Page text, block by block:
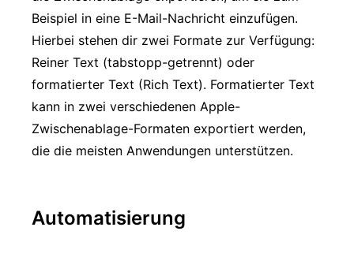
Beispiel in eine E-Mail-Nachricht einzufügen.
Hierbei stehen dir zwei Formate zur Verfügung:
Reiner Text (tabstopp-getrennt) oder
formatierter Text (Rich Text). Formatierter Text
kann in zwei verschiedenen Apple-
Zwischenablage-Formaten exportiert werden,
die die meisten Anwendungen unterstützen.
Automatisierung